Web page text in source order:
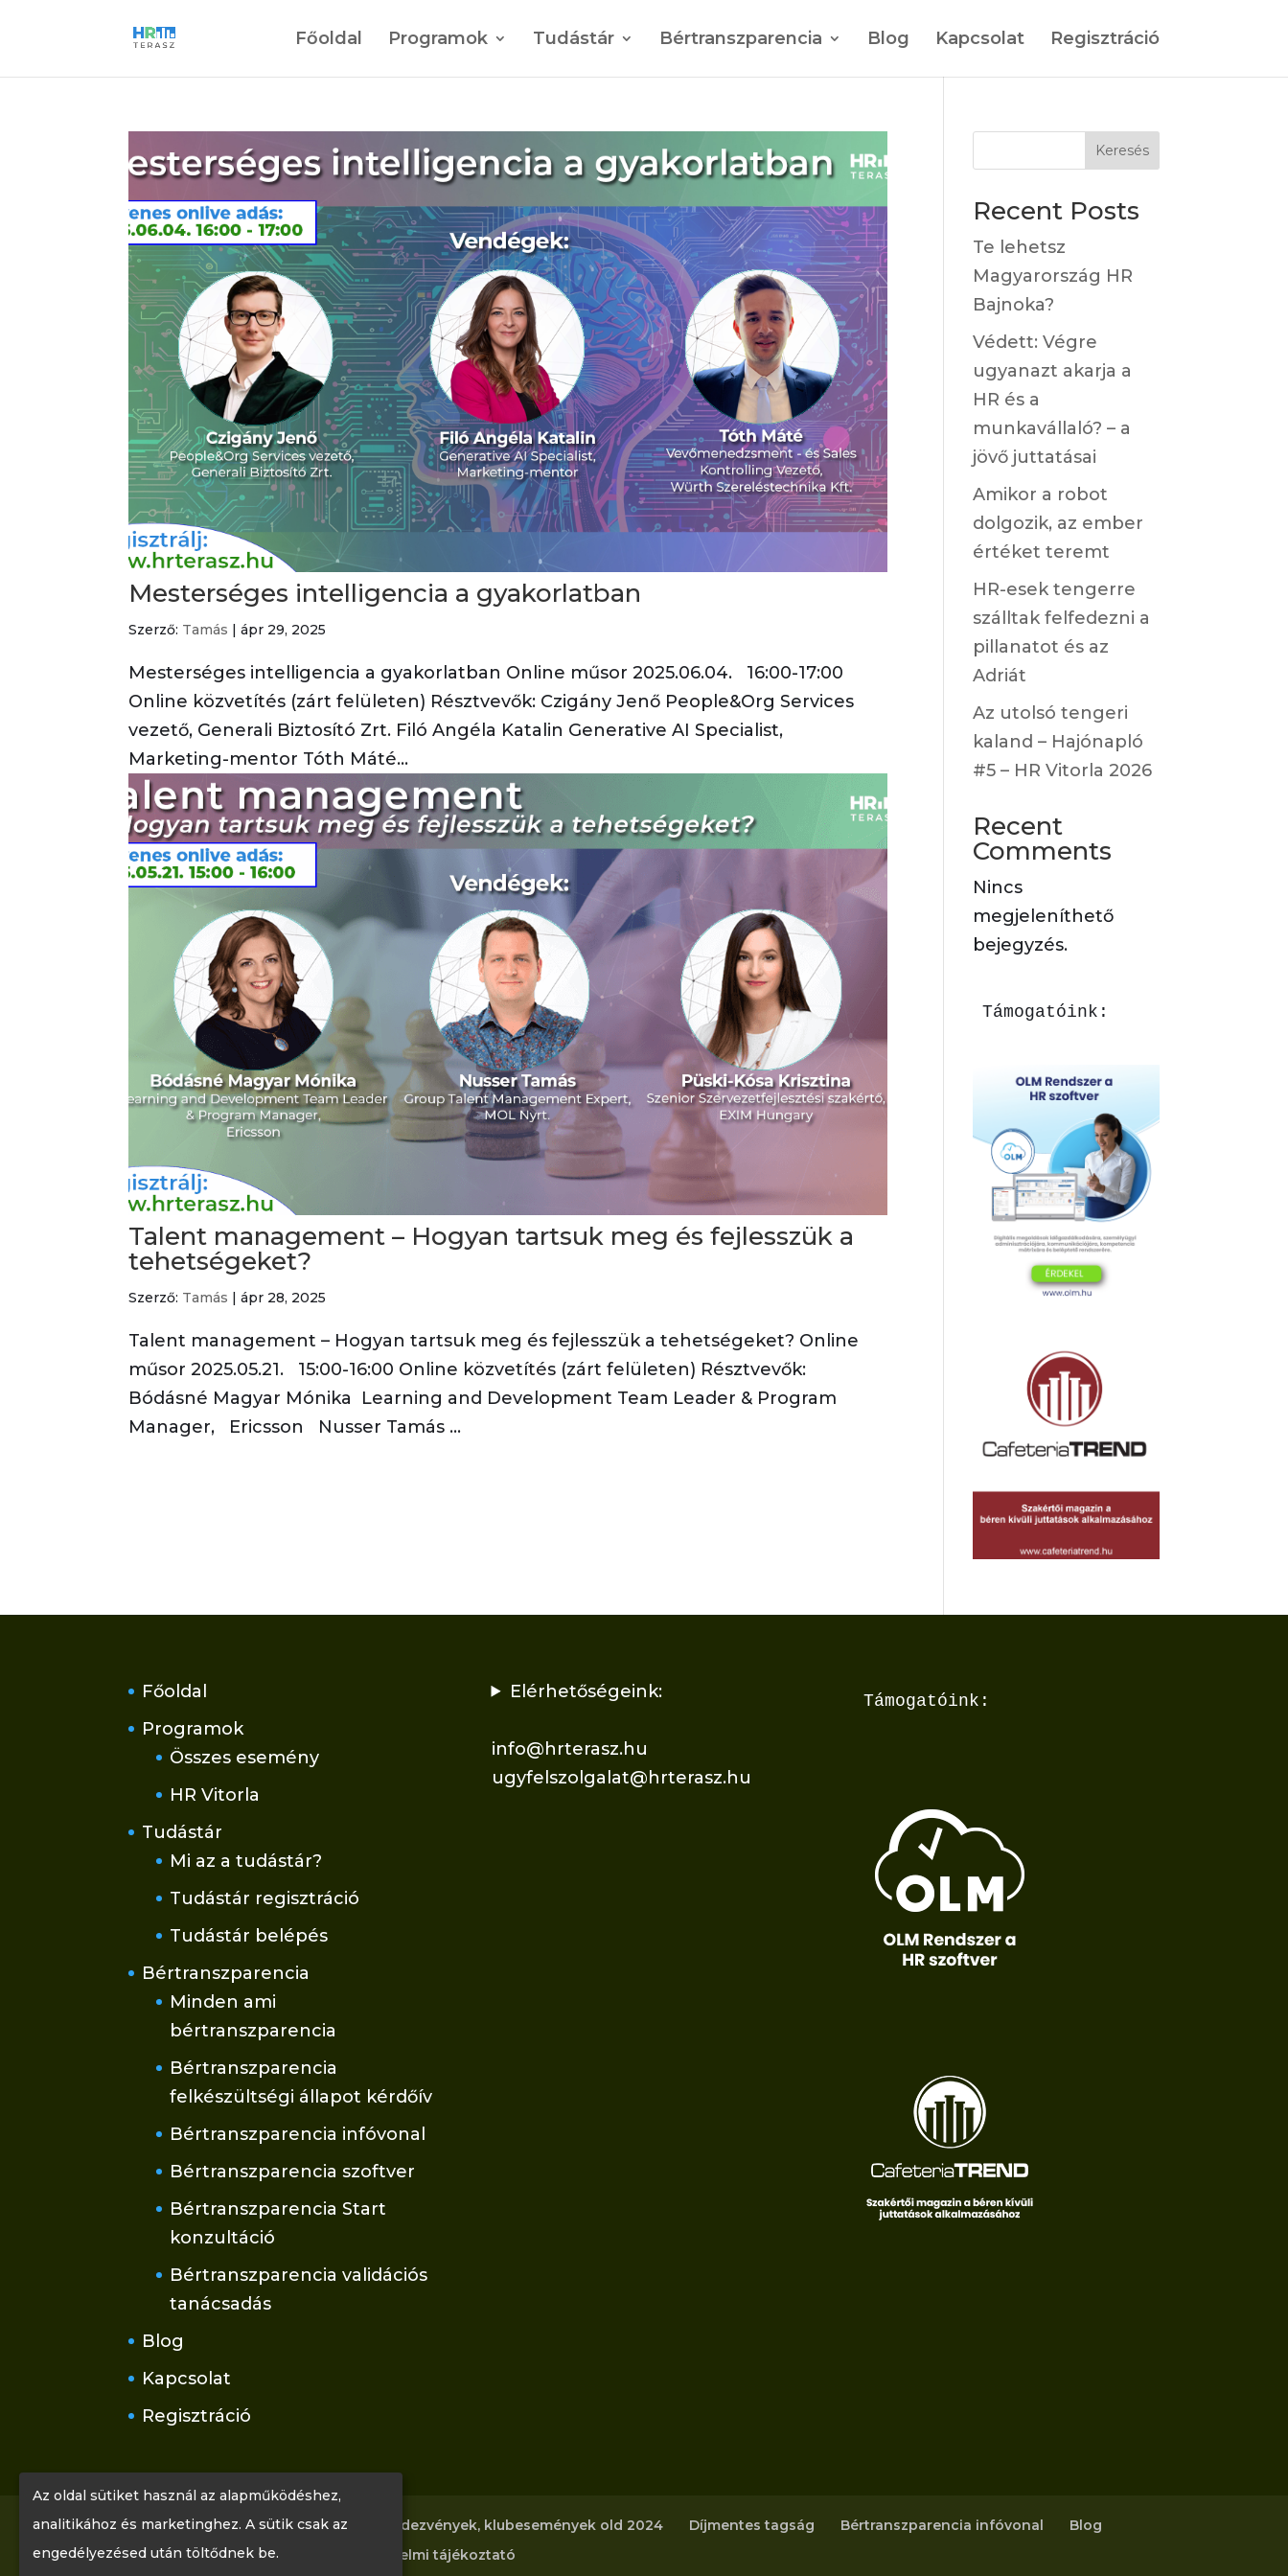
Főoldal Programok Tudástár Bértranszparencia Blog Kapcsolat Regisztráció
Mesterséges intelligencia a gyakorlatban
Szerző: Tamás |ápr 29, 2025
Mesterséges intelligencia a gyakorlatban Online műsor 2025.06.04. 16:00-17:00
Online közvetítés (zárt felületen) Résztvevők: Czigány Jenő People&Org Services
vezető, Generali Biztosító Zrt. Filó Angéla Katalin Generative AI Specialist,
Marketing-mentor Tóth Máté...
Talent management – Hogyan tartsuk meg és fejlesszük a
tehetségeket?
Szerző: Tamás |ápr 28, 2025
Talent management – Hogyan tartsuk meg és fejlesszük a tehetségeket? Online
műsor 2025.05.21. 15:00-16:00 Online közvetítés (zárt felületen) Résztvevők:
Bódásné Magyar Mónika Learning and Development Team Leader & Program
Manager, Ericsson Nusser Tamás ...
Keresés
Recent Posts
Te lehetsz
Magyarország HR
Bajnoka?
Védett: Végre
ugyanazt akarja a
HR és a
munkavállaló? – a
jövő juttatásai
Amikor a robot
dolgozik, az ember
értéket teremt
HR-esek tengerre
szálltak felfedezni a
pillanatot és az
Adriát
Az utolsó tengeri
kaland – Hajónapló
#5 – HR Vitorla 2026
Recent
Comments
Nincs
megjeleníthető
bejegyzés.
Támogatóink:
Főoldal
Programok
Összes esemény
HR Vitorla
Tudástár
Mi az a tudástár?
Tudástár regisztráció
Tudástár belépés
Bértranszparencia
Minden ami
bértranszparencia
Bértranszparencia
felkészültségi állapot kérdőív
Bértranszparencia infóvonal
Bértranszparencia szoftver
Bértranszparencia Start
konzultáció
Bértranszparencia validációs
tanácsadás
Blog
Kapcsolat
Regisztráció
Elérhetőségeink:
info@hrterasz.hu
ugyfelszolgalat@hrterasz.hu
Támogatóink:
Főoldal Tudástár Rólunk Rendezvények, klubesemények old 2024 Díjmentes tagság Bértranszparencia infóvonal
Blog
Kapcsolat
Regisztráció Adatvédelmi tájékoztató
Az oldal sütiket használ az alapműködéshez,
analitikához és marketinghez. A sütik csak az
engedélyezésed után töltődnek be.